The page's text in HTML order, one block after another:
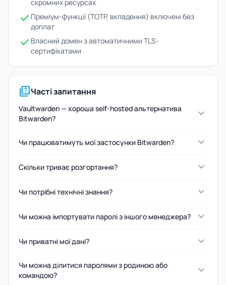
скромних ресурсах
check Преміум-функції (TOTP, вкладення) включені без
доплат
check Власний домен з автоматичними TLS-
сертифікатами
quizЧасті запитання
Vaultwarden — хороша self-hosted альтернатива
Bitwarden?
expand_more
Чи працюватимуть мої застосунки Bitwarden? expand_more
Скільки триває розгортання? expand_more
Чи потрібні технічні знання? expand_more
Чи можна імпортувати паролі з іншого менеджера? expand_more
Чи приватні мої дані? expand_more
Чи можна ділитися паролями з родиною або
командою?
expand_more